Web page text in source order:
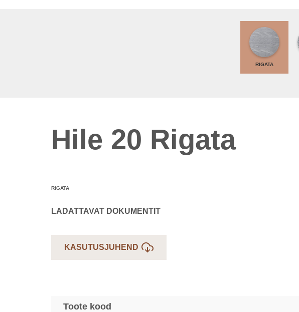
RIGATA
Hile 20 Rigata
RIGATA
LADATTAVAT DOKUMENTIT
KASUTUSJUHEND
Toote kood